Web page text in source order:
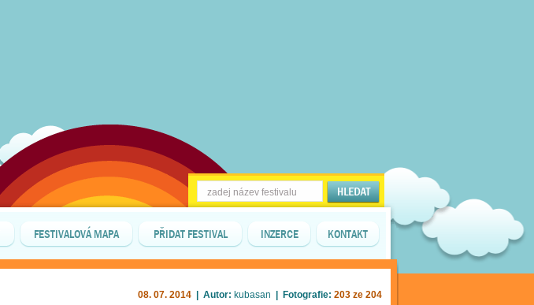
FESTIVALOVÁ MAPA PŘIDAT FESTIVAL INZERCE KONTAKT
08. 07. 2014 | Autor: kubasan | Fotografie: 203 ze 204